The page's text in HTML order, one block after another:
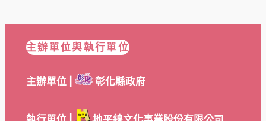
主辦單位與執行單位
主辦單位 | 彰化縣政府